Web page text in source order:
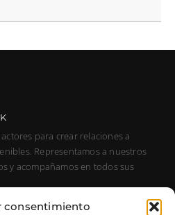
consentimiento
para crear relaciones a
Representamos a nuestros
y acompañamos en todos sus